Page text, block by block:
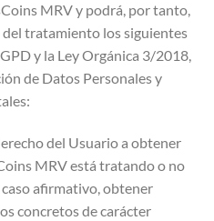
MRV y podrá, por tanto,
tratamiento los siguientes
y la Ley Orgánica 3/2018,
de Datos Personales y
del Usuario a obtener
MRV está tratando o no
afirmativo, obtener
concretos de carácter